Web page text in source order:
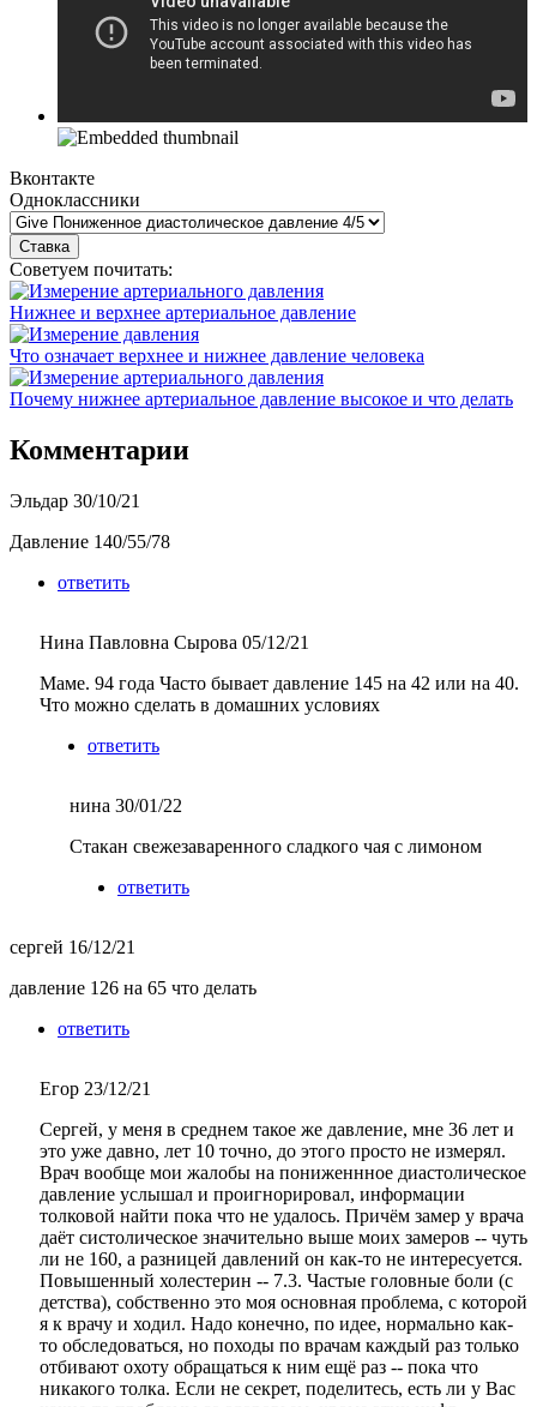
Вконтакте
Одноклассники
Советуем почитать:
Нижнее и верхнее артериальное давление
Что означает верхнее и нижнее давление человека
Почему нижнее артериальное давление высокое и что делать
Комментарии
Эльдар 30/10/21
Давление 140/55/78
ответить
Нина Павловна Сырова 05/12/21
Маме. 94 года Часто бывает давление 145 на 42 или на 40.
Что можно сделать в домашних условиях
ответить
нина 30/01/22
Стакан свежезаваренного сладкого чая с лимоном
ответить
сергей 16/12/21
давление 126 на 65 что делать
ответить
Егор 23/12/21
Сергей, у меня в среднем такое же давление, мне 36 лет и
это уже давно, лет 10 точно, до этого просто не измерял.
Врач вообще мои жалобы на пониженнное диастолическое
давление услышал и проигнорировал, информации
толковой найти пока что не удалось. Причём замер у врача
даёт систолическое значительно выше моих замеров -- чуть
ли не 160, а разницей давлений он как-то не интересуется.
Повышенный холестерин -- 7.3. Частые головные боли (с
детства), собственно это моя основная проблема, с которой
я к врачу и ходил. Надо конечно, по идее, нормально как-
то обследоваться, но походы по врачам каждый раз только
отбивают охоту обращаться к ним ещё раз -- пока что
никакого толка. Если не секрет, поделитесь, есть ли у Вас